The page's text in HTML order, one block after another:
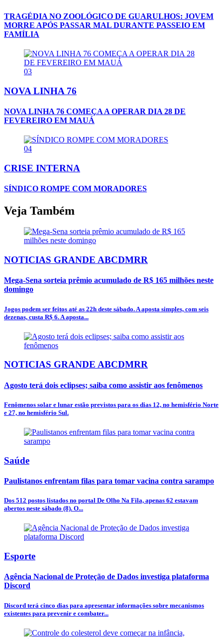
TRAGÉDIA NO ZOOLÓGICO DE GUARULHOS: JOVEM
MORRE APÓS PASSAR MAL DURANTE PASSEIO EM
FAMÍLIA
03
NOVA LINHA 76
NOVA LINHA 76 COMEÇA A OPERAR DIA 28 DE
FEVEREIRO EM MAUÁ
04
CRISE INTERNA
SÍNDICO ROMPE COM MORADORES
Veja Também
NOTICIAS GRANDE ABCDMRR
Mega-Sena sorteia prêmio acumulado de R$ 165 milhões neste
domingo
Jogos podem ser feitos até as 22h deste sábado. A aposta simples, com seis
dezenas, custa R$ 6. A aposta...
NOTICIAS GRANDE ABCDMRR
Agosto terá dois eclipses; saiba como assistir aos fenômenos
Fenômenos solar e lunar estão previstos para os dias 12, no hemisfério Norte
e 27, no hemisfério Sul.
Saúde
Paulistanos enfrentam filas para tomar vacina contra sarampo
Dos 512 postos listados no portal De Olho Na Fila, apenas 62 estavam
abertos neste sábado (8). O...
Esporte
Agência Nacional de Proteção de Dados investiga plataforma
Discord
Discord terá cinco dias para apresentar informações sobre mecanismos
existentes para prevenir e combater...